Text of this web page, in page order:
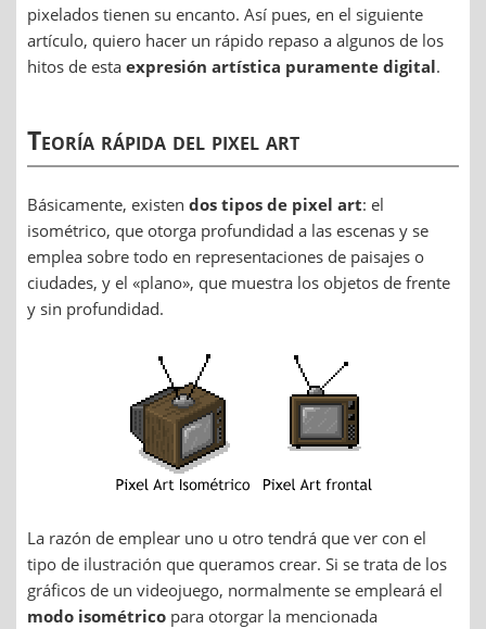
pixelados tienen su encanto. Así pues, en el siguiente
artículo, quiero hacer un rápido repaso a algunos de los
hitos de esta expresión artística puramente digital.
Teoría rápida del pixel art
Básicamente, existen dos tipos de pixel art: el
isométrico, que otorga profundidad a las escenas y se
emplea sobre todo en representaciones de paisajes o
ciudades, y el «plano», que muestra los objetos de frente
y sin profundidad.
La razón de emplear uno u otro tendrá que ver con el
tipo de ilustración que queramos crear. Si se trata de los
gráficos de un videojuego, normalmente se empleará el
modo isométrico para otorgar la mencionada